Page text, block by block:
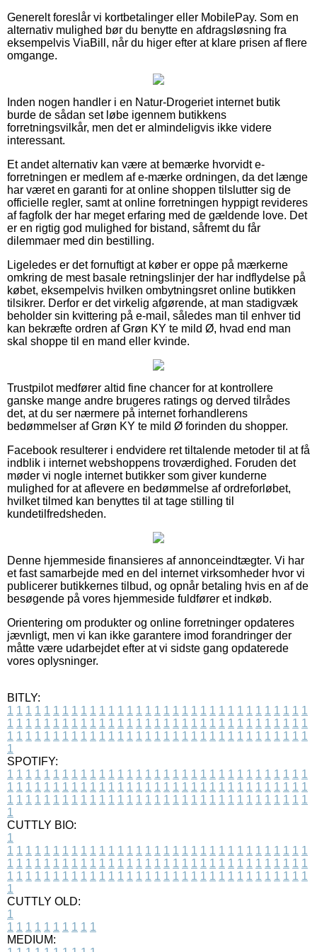
Generelt foreslår vi kortbetalinger eller MobilePay. Som en
alternativ mulighed bør du benytte en afdragsløsning fra
eksempelvis ViaBill, når du higer efter at klare prisen af flere
omgange.
Inden nogen handler i en Natur-Drogeriet internet butik
burde de sådan set løbe igennem butikkens
forretningsvilkår, men det er almindeligvis ikke videre
interessant.
Et andet alternativ kan være at bemærke hvorvidt e-
forretningen er medlem af e-mærke ordningen, da det længe
har været en garanti for at online shoppen tilslutter sig de
officielle regler, samt at online forretningen hyppigt revideres
af fagfolk der har meget erfaring med de gældende love. Det
er en rigtig god mulighed for bistand, såfremt du får
dilemmaer med din bestilling.
Ligeledes er det fornuftigt at køber er oppe på mærkerne
omkring de mest basale retningslinjer der har indflydelse på
købet, eksempelvis hvilken ombytningsret online butikken
tilsikrer. Derfor er det virkelig afgørende, at man stadigvæk
beholder sin kvittering på e-mail, således man til enhver tid
kan bekræfte ordren af Grøn KY te mild Ø, hvad end man
skal shoppe til en mand eller kvinde.
Trustpilot medfører altid fine chancer for at kontrollere
ganske mange andre brugeres ratings og derved tilrådes
det, at du ser nærmere på internet forhandlerens
bedømmelser af Grøn KY te mild Ø forinden du shopper.
Facebook resulterer i endvidere ret tiltalende metoder til at få
indblik i internet webshoppens troværdighed. Foruden det
møder vi nogle internet butikker som giver kunderne
mulighed for at aflevere en bedømmelse af ordreforløbet,
hvilket tilmed kan benyttes til at tage stilling til
kundetilfredsheden.
Denne hjemmeside finansieres af annonceindtægter. Vi har
et fast samarbejde med en del internet virksomheder hvor vi
publicerer butikkernes tilbud, og opnår betaling hvis en af de
besøgende på vores hjemmeside fuldfører et indkøb.
Orientering om produkter og online forretninger opdateres
jævnligt, men vi kan ikke garantere imod forandringer der
måtte være udarbejdet efter at vi sidste gang opdaterede
vores oplysninger.
BITLY:
1 1 1 1 1 1 1 1 1 1 1 1 1 1 1 1 1 1 1 1 1 1 1 1 1 1 1 1 1 1 1 1 1
1 1 1 1 1 1 1 1 1 1 1 1 1 1 1 1 1 1 1 1 1 1 1 1 1 1 1 1 1 1 1 1 1
1 1 1 1 1 1 1 1 1 1 1 1 1 1 1 1 1 1 1 1 1 1 1 1 1 1 1 1 1 1 1 1 1
1
SPOTIFY:
1 1 1 1 1 1 1 1 1 1 1 1 1 1 1 1 1 1 1 1 1 1 1 1 1 1 1 1 1 1 1 1 1
1 1 1 1 1 1 1 1 1 1 1 1 1 1 1 1 1 1 1 1 1 1 1 1 1 1 1 1 1 1 1 1 1
1 1 1 1 1 1 1 1 1 1 1 1 1 1 1 1 1 1 1 1 1 1 1 1 1 1 1 1 1 1 1 1 1
1
CUTTLY BIO:
1
1 1 1 1 1 1 1 1 1 1 1 1 1 1 1 1 1 1 1 1 1 1 1 1 1 1 1 1 1 1 1 1 1
1 1 1 1 1 1 1 1 1 1 1 1 1 1 1 1 1 1 1 1 1 1 1 1 1 1 1 1 1 1 1 1 1
1 1 1 1 1 1 1 1 1 1 1 1 1 1 1 1 1 1 1 1 1 1 1 1 1 1 1 1 1 1 1 1 1
1
CUTTLY OLD:
1
1 1 1 1 1 1 1 1 1 1
MEDIUM: